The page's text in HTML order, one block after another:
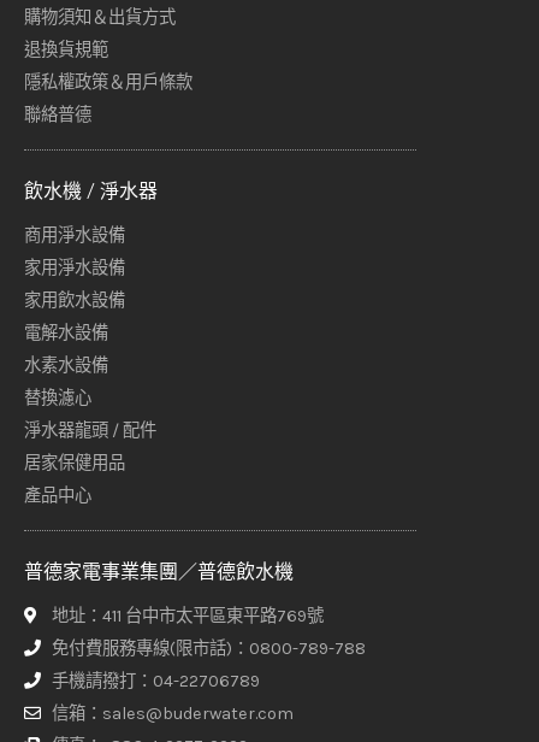
購物須知＆出貨方式
退換貨規範
隱私權政策＆用戶條款
聯絡普德
飲水機 / 淨水器
商用淨水設備
家用淨水設備
家用飲水設備
電解水設備
水素水設備
替換濾心
淨水器龍頭 / 配件
居家保健用品
產品中心
普德家電事業集團／普德飲水機
地址：411 台中市太平區東平路769號
免付費服務專線(限市話)：0800-789-788
手機請撥打：04-22706789
信箱：sales@buderwater.com